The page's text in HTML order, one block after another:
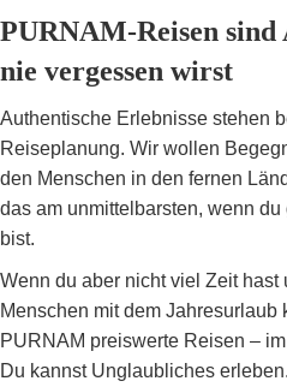
PURNAM-Reisen sind
nie vergessen wirst
Authentische Erlebnisse stehen
Reiseplanung. Wir wollen
den Menschen in den fernen
das am unmittelbarsten, wenn
bist.
Wenn du aber nicht viel Zeit hast
Menschen mit dem Jahresurlaub
PURNAM preiswerte Reisen –
Du kannst Unglaubliches erleben.